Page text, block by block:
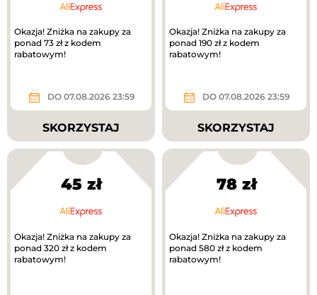
Okazja! Zniżka na zakupy za
ponad 73 zł z kodem
rabatowym!
DO 07.08.2026 23:59
SKORZYSTAJ
Okazja! Zniżka na zakupy za
ponad 190 zł z kodem
rabatowym!
DO 07.08.2026 23:59
SKORZYSTAJ
45 zł
Okazja! Zniżka na zakupy za
ponad 320 zł z kodem
rabatowym!
78 zł
Okazja! Zniżka na zakupy za
ponad 580 zł z kodem
rabatowym!